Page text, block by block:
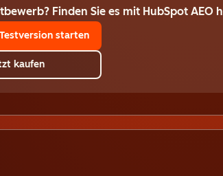
Finden Sie es mit HubSpot AEO
starten
kaufen